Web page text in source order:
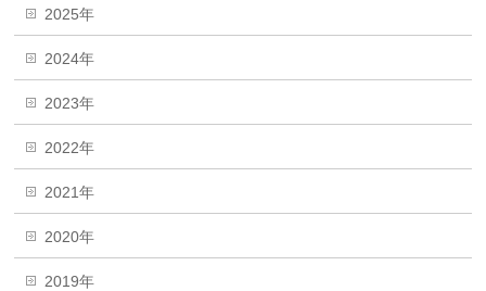
2025年
2024年
2023年
2022年
2021年
2020年
2019年